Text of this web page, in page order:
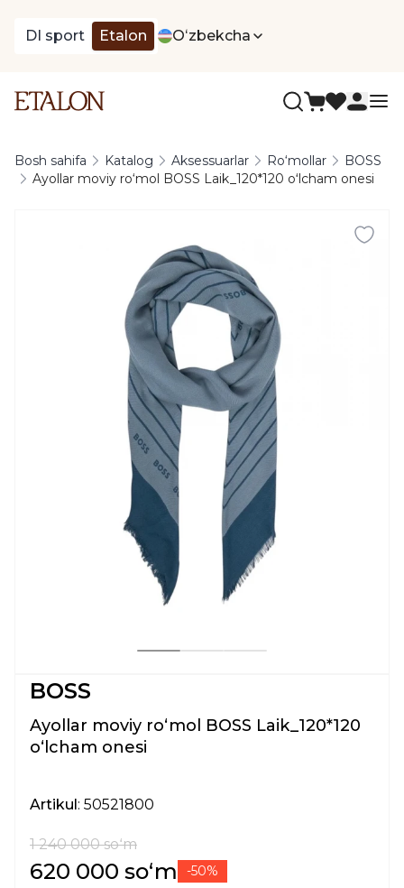
DI sport Etalon Oʻzbekcha
Bosh sahifa Katalog Aksessuarlar Ro‘mollar
BOSS
Ayollar moviy ro‘mol BOSS Laik_120*120 oʻlcham onesi
BOSS
Ayollar moviy ro‘mol BOSS Laik_120*120
oʻlcham onesi
Artikul: 50521800
1 240 000 soʻm
620 000 soʻm -50%